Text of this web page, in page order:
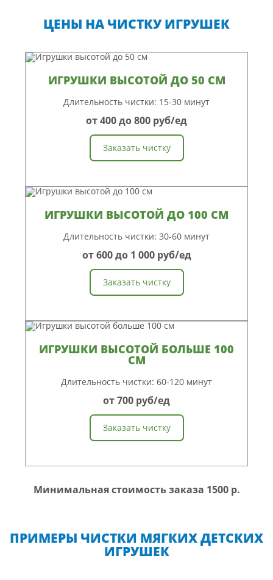
ЦЕНЫ НА ЧИСТКУ ИГРУШЕК
ИГРУШКИ ВЫСОТОЙ ДО 50 СМ
Длительность чистки: 15-30 минут
от 400 до 800 руб/ед
Заказать чистку
ИГРУШКИ ВЫСОТОЙ ДО 100 СМ
Длительность чистки: 30-60 минут
от 600 до 1 000 руб/ед
Заказать чистку
ИГРУШКИ ВЫСОТОЙ БОЛЬШЕ 100
СМ
Длительность чистки: 60-120 минут
от 700 руб/ед
Заказать чистку
Минимальная стоимость заказа 1500 р.
ПРИМЕРЫ ЧИСТКИ МЯГКИХ ДЕТСКИХ
ИГРУШЕК